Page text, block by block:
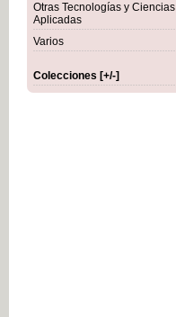
Otras Tecnologías y Ciencias
Aplicadas
Varios
Colecciones [+/-]